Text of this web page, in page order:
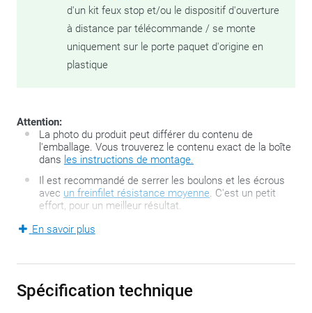
d'un kit feux stop et/ou le dispositif d'ouverture
à distance par télécommande / se monte
uniquement sur le porte paquet d'origine en
plastique
Attention:
La photo du produit peut différer du contenu de
l'emballage. Vous trouverez le contenu exact de la boîte
dans les instructions de montage.
Il est recommandé de serrer les boulons et les écrous
avec un freinfilet résistance moyenne. C'est un petit
effort, pour un meilleur résultat.
minimum de points de fixation, d’ajouter divers bagages. Plus
En savoir plus
Spécification technique